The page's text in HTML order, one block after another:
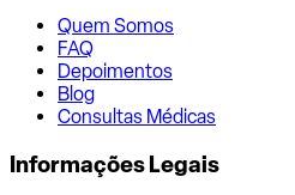
Quem Somos
FAQ
Depoimentos
Blog
Consultas Médicas
Informações Legais